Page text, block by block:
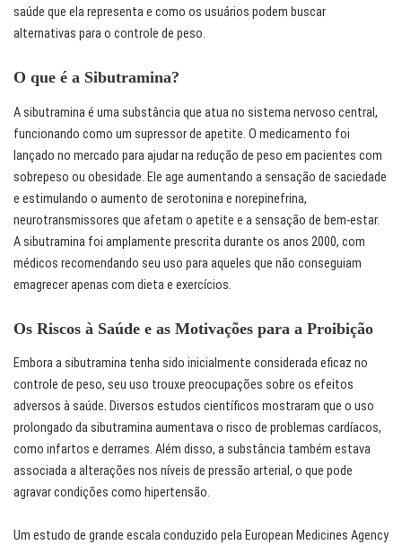
saúde que ela representa e como os usuários podem buscar
alternativas para o controle de peso.
O que é a Sibutramina?
A sibutramina é uma substância que atua no sistema nervoso central,
funcionando como um supressor de apetite. O medicamento foi
lançado no mercado para ajudar na redução de peso em pacientes com
sobrepeso ou obesidade. Ele age aumentando a sensação de saciedade
e estimulando o aumento de serotonina e norepinefrina,
neurotransmissores que afetam o apetite e a sensação de bem-estar.
A sibutramina foi amplamente prescrita durante os anos 2000, com
médicos recomendando seu uso para aqueles que não conseguiam
emagrecer apenas com dieta e exercícios.
Os Riscos à Saúde e as Motivações para a Proibição
Embora a sibutramina tenha sido inicialmente considerada eficaz no
controle de peso, seu uso trouxe preocupações sobre os efeitos
adversos à saúde. Diversos estudos científicos mostraram que o uso
prolongado da sibutramina aumentava o risco de problemas cardíacos,
como infartos e derrames. Além disso, a substância também estava
associada a alterações nos níveis de pressão arterial, o que pode
agravar condições como hipertensão.
Um estudo de grande escala conduzido pela European Medicines Agency